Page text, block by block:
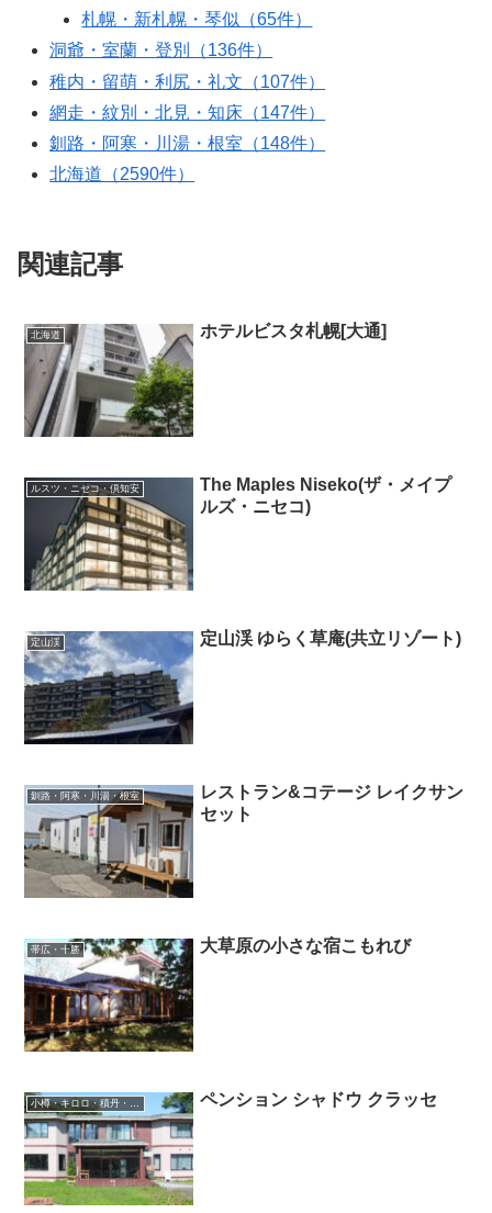
札幌・新札幌・琴似（65件）
洞爺・室蘭・登別（136件）
稚内・留萌・利尻・礼文（107件）
網走・紋別・北見・知床（147件）
釧路・阿寒・川湯・根室（148件）
北海道（2590件）
関連記事
北海道 ホテルビスタ札幌[大通]
ルスツ・ニセコ・倶知安
The Maples Niseko(ザ・メイプ
ルズ・ニセコ)
定山渓 定山渓 ゆらく草庵(共立リゾート)
釧路・阿寒・川湯・根室
レストラン&コテージ レイクサン
セット
帯広・十勝 大草原の小さな宿こもれび
ペンション シャドウ クラッセ